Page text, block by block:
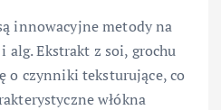
innowacyjne metody na
alg. Ekstrakt z soi, grochu
o czynniki teksturujące, co
włókna